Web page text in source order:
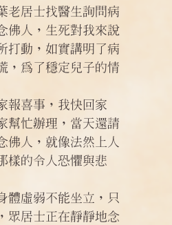
老居士找醫生詢問病
佛人，生死對我來說
打動，如實講明了病
，為了穩定兒子的情
報喜事，我快回家
幫忙辦理，當天還請
佛人，就像法然上人
樣的令人恐懼與悲
體虛弱不能坐立，只
眾居士正在靜靜地念